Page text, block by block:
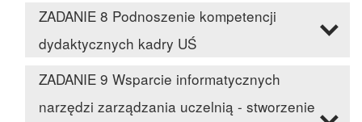
ZADANIE 8 Podnoszenie kompetencji
dydaktycznych kadry UŚ
ZADANIE 9 Wsparcie informatycznych
narzędzi zarządzania uczelnią - stworzenie